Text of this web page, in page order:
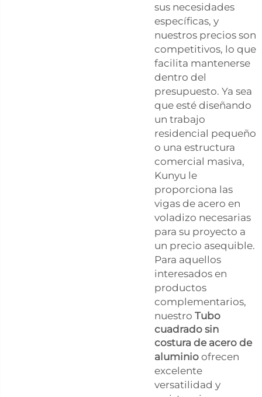
sus necesidades
específicas, y
nuestros precios son
competitivos, lo que
facilita mantenerse
dentro del
presupuesto. Ya sea
que esté diseñando
un trabajo
residencial pequeño
o una estructura
comercial masiva,
Kunyu le
proporciona las
vigas de acero en
voladizo necesarias
para su proyecto a
un precio asequible.
Para aquellos
interesados en
productos
complementarios,
nuestro Tubo
cuadrado sin
costura de acero de
aluminio ofrecen
excelente
versatilidad y